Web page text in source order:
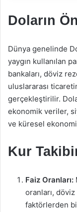
Doların
Dünya genelinde
yaygın kullanılan
bankaları, döviz
uluslararası
gerçekleştirilir.
ekonomik veriler,
ve küresel
Kur
Faiz Oranları:
oranları,
faktörlerden